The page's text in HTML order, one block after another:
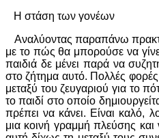
Η στάση των γονέων
Αναλύοντας παραπάνω
με το πώς θα μπορούσε να
παιδιά δε μένει παρά να
στο ζήτημα αυτό. Πολλές
μεταξύ του ζευγαριού για το
το παιδί στο οποίο
πρέπει να κάνει. Είναι καλό,
μια κοινή γραμμή πλεύσης